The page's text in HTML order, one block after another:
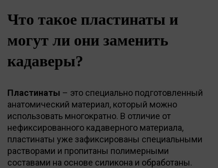
Что такое пластинаты и
могут ли они заменить
кадаверы?
Пластинаты – это специально подготовленный
анатомический материал, который можно
использовать многократно. В отличие от
нефиксированного кадаверного материала,
пластинаты уже зафиксированы специальными
растворами и пропитаны полимерными
составами на основе силикона и обработаны.